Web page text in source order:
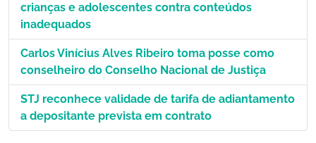
crianças e adolescentes contra conteúdos
inadequados
Carlos Vinícius Alves Ribeiro toma posse como
conselheiro do Conselho Nacional de Justiça
STJ reconhece validade de tarifa de adiantamento
a depositante prevista em contrato